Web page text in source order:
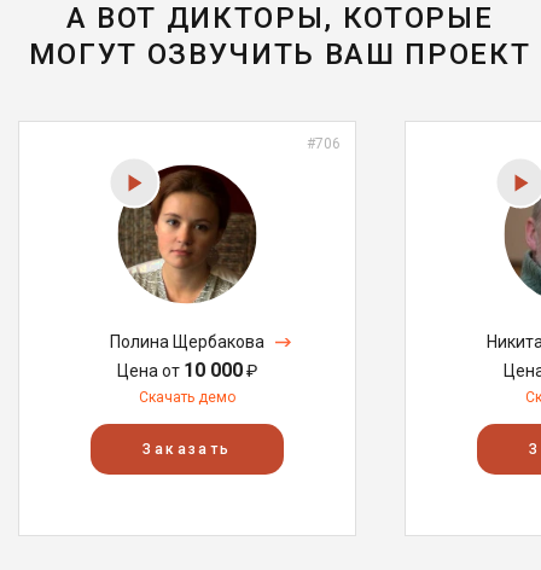
А ВОТ ДИКТОРЫ, КОТОРЫЕ
МОГУТ ОЗВУЧИТЬ ВАШ ПРОЕКТ
#706
Полина Щербакова
Цена от 10 000₽
Скачать демо
Заказать